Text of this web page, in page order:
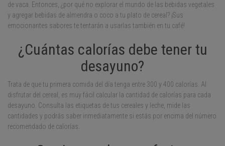
de vaca. Entonces, ¿por qué no explorar el mundo de las bebidas vegetales
y agregar bebidas de almendra o coco a tu plato de cereal? ¡Sus
emocionantes sabores te tentarán a usarlas también en tu café!
¿Cuántas calorías debe tener tu
desayuno?
Trata de que tu primera comida del día tenga entre 300 y 400 calorías. Al
disfrutar del cereal, es muy fácil calcular la cantidad de calorías para cada
desayuno. Consulta las etiquetas de tus cereales y leche, mide las
cantidades y podrás saber inmediatamente si estás por encima del número
recomendado de calorías.